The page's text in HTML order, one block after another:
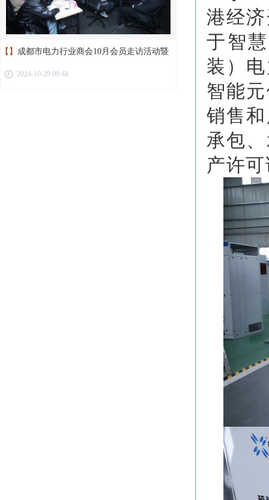
【】 成都市电力行业商会10月会员走访活动暨
第二届第十二次理事会议圆满举行
2024-10-29 09:48
港经
于智
装）
智能
销售
承包
产许